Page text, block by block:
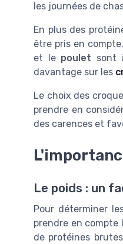
les journées de
En plus des
être pris en
et le poulet sont
davantage sur les
Le choix des
prendre en
des carences et
Le poids : un
Pour déterminer
prendre en compte
de protéines